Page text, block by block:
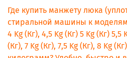
F0J6NS1W.ABWPKIV
F1048ND.ABWPCOM
F1048ND1.ABWPCOM
F1081ND.ABWPBAL
F1081ND.ABWPCOM
Где купить манжету люка
стиральной машины к моделям
4 Kg (Кг), 4,5 Kg (Кг) 5 Kg (Кг) 5,5
(Кг), 7 Kg (Кг), 7,5 Kg (Кг), 8 Kg